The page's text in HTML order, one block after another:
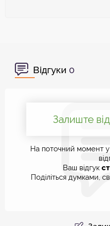
Відгуки 0
Залиште
На поточний момент
Ваш відгук
Поділіться думками,